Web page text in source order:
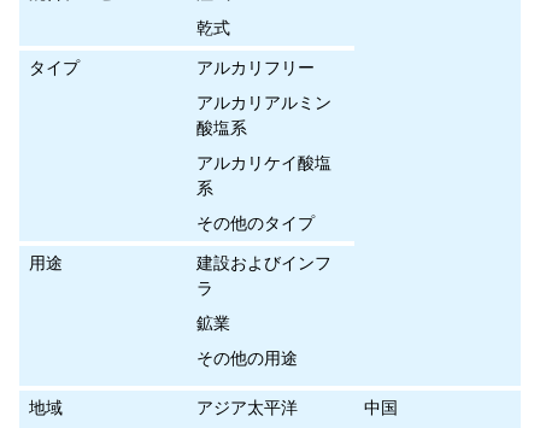
乾式
タイプ
アルカリフリー
アルカリアルミン
酸塩系
アルカリケイ酸塩
系
その他のタイプ
用途
建設およびインフ
ラ
鉱業
その他の用途
地域 アジア太平洋
中国